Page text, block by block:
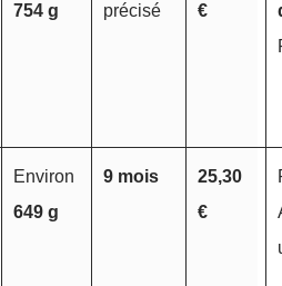
754 g
précisé
€
Environ
649 g
9 mois
25,30
€